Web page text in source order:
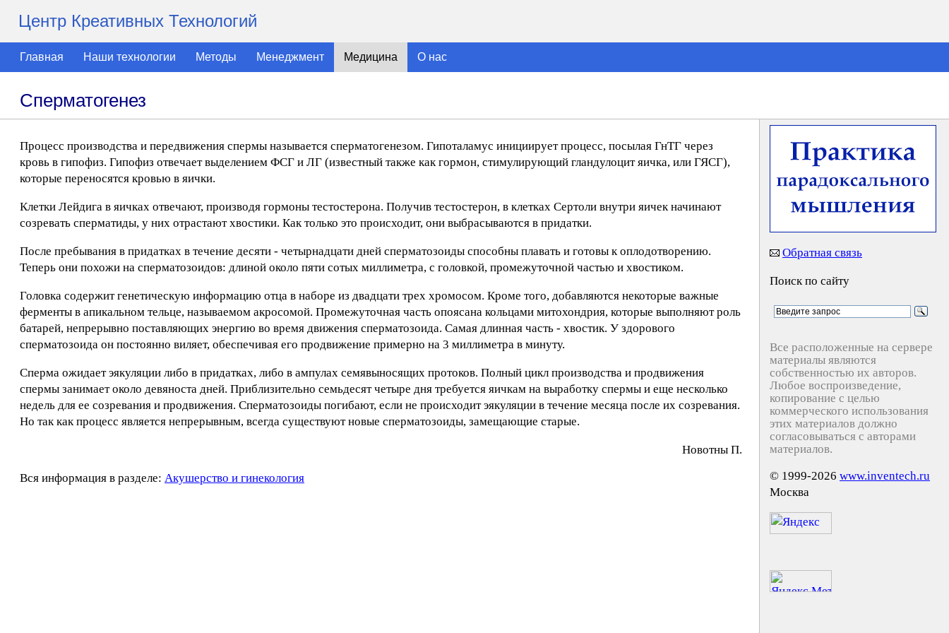
Центр Креативных Технологий
Главная Наши технологии Методы Менеджмент Медицина О нас
Сперматогенез
Процесс производства и передвижения спермы называется сперматогенезом. Гипоталамус инициирует процесс, посылая ГнТГ через
кровь в гипофиз. Гипофиз отвечает выделением ФСГ и ЛГ (известный также как гормон, стимулирующий гландулоцит яичка, или ГЯСГ),
которые переносятся кровью в яички.
Клетки Лейдига в яичках отвечают, производя гормоны тестостерона. Получив тестостерон, в клетках Сертоли внутри яичек начинают
созревать сперматиды, у них отрастают хвостики. Как только это происходит, они выбрасываются в придатки.
После пребывания в придатках в течение десяти - четырнадцати дней сперматозоиды способны плавать и готовы к оплодотворению.
Теперь они похожи на сперматозоидов: длиной около пяти сотых миллиметра, с головкой, промежуточной частью и хвостиком.
Головка содержит генетическую информацию отца в наборе из двадцати трех хромосом. Кроме того, добавляются некоторые важные
ферменты в апикальном тельце, называемом акросомой. Промежуточная часть опоясана кольцами митохондрия, которые выполняют роль
батарей, непрерывно поставляющих энергию во время движения сперматозоида. Самая длинная часть - хвостик. У здорового
сперматозоида он постоянно виляет, обеспечивая его продвижение примерно на 3 миллиметра в минуту.
Сперма ожидает эякуляции либо в придатках, либо в ампулах семявыносящих протоков. Полный цикл производства и продвижения
спермы занимает около девяноста дней. Приблизительно семьдесят четыре дня требуется яичкам на выработку спермы и еще несколько
недель для ее созревания и продвижения. Сперматозоиды погибают, если не происходит эякуляции в течение месяца после их созревания.
Но так как процесс является непрерывным, всегда существуют новые сперматозоиды, замещающие старые.
Нoвoтны П.
Вся информация в разделе: Акушерство и гинекология
Обратная связь
Поиск по сайту
Все расположенные на сервере
материалы являются
собственностью их авторов.
Любое воспроизведение,
копирование с целью
коммерческого использования
этих материалов должно
согласовываться с авторами
материалов.
© 1999-2026 www.inventech.ru
Москва